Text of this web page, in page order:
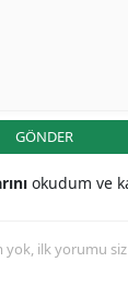
GÖNDER
okudum ve
ilk yorumu siz